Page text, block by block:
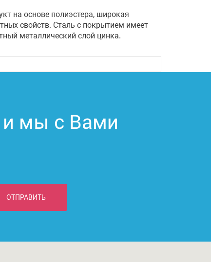
на основе полиэстера, широкая
свойств. Сталь с покрытием имеет
металлический слой цинка.
и мы с Вами
ОТПРАВИТЬ